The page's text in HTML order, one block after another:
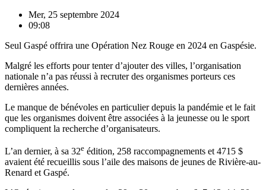
Mer, 25 septembre 2024
09:08
Seul Gaspé offrira une Opération Nez Rouge en 2024 en Gaspésie.
Malgré les efforts pour tenter d’ajouter des villes, l’organisation
nationale n’a pas réussi à recruter des organismes porteurs ces
dernières années.
Le manque de bénévoles en particulier depuis la pandémie et le fait
que les organismes doivent être associées à la jeunesse ou le sport
compliquent la recherche d’organisateurs.
L’an dernier, à sa 32e édition, 258 raccompagnements et 4715 $
avaient été recueillis sous l’aile des maisons de jeunes de Rivière-au-
Renard et Gaspé.